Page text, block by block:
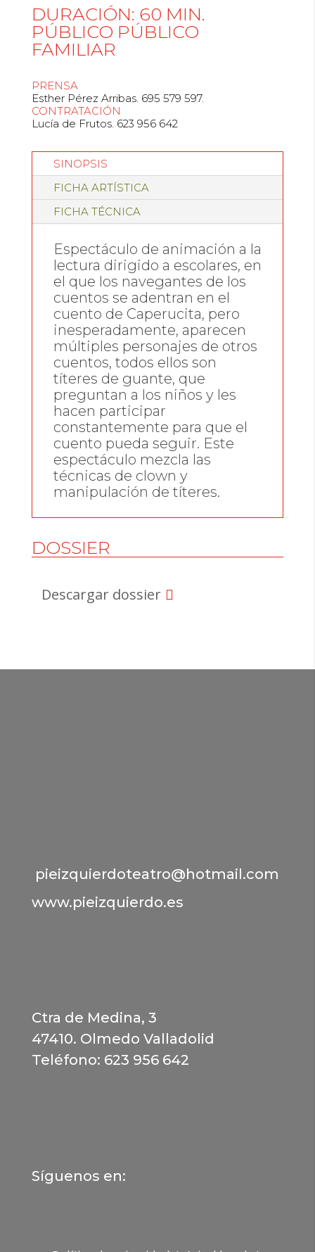
DURACIÓN: 60 MIN.
PÚBLICO PÚBLICO
FAMILIAR
PRENSA
Esther Pérez Arribas. 695 579 597.
CONTRATACIÓN
Lucía de Frutos. 623 956 642
SINOPSIS
FICHA ARTÍSTICA
FICHA TÉCNICA
Espectáculo de animación a la
lectura dirigido a escolares, en
el que los navegantes de los
cuentos se adentran en el
cuento de Caperucita, pero
inesperadamente, aparecen
múltiples personajes de otros
cuentos, todos ellos son
títeres de guante, que
preguntan a los niños y les
hacen participar
constantemente para que el
cuento pueda seguir. Este
espectáculo mezcla las
técnicas de clown y
manipulación de títeres.
DOSSIER
Descargar dossier
pieizquierdoteatro@hotmail.com
www.pieizquierdo.es
Ctra de Medina, 3
47410. Olmedo Valladolid
Teléfono: 623 956 642
Síguenos en: